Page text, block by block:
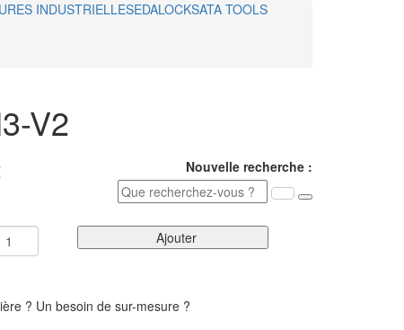
INDUSTRIELLESEDALOCKSATA TOOLS
Nouvelle recherche :
V2
Ajouter
? Un besoin de sur-mesure ?